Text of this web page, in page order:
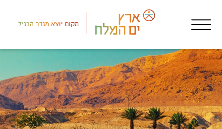
מקום יוצא מגדר הרגיל